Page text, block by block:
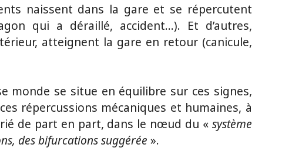
naissent dans la gare et se répercutent
qui a déraillé, accident…). Et d’autres,
atteignent la gare en retour (canicule,
monde se situe en équilibre sur ces signes,
répercussions mécaniques et humaines, à
de part en part, dans le nœud du « système
des bifurcations suggérée ».